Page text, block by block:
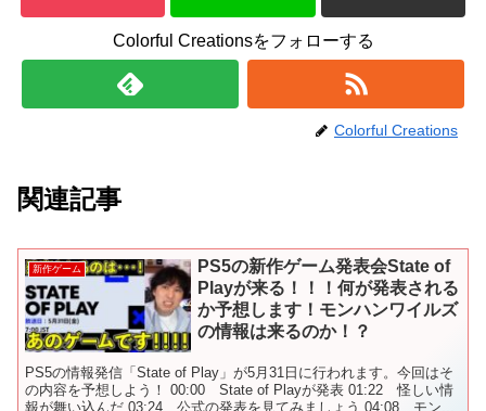
Colorful Creationsをフォローする
Colorful Creations
関連記事
新作ゲーム
PS5の新作ゲーム発表会State of
Playが来る！！！何が発表される
か予想します！モンハンワイルズ
の情報は来るのか！？
PS5の情報発信「State of Play」が5月31日に行われます。今回はそ
の内容を予想しよう！ 00:00 State of Playが発表 01:22 怪しい情
報が舞い込んだ 03:24 公式の発表を見てみましょう 04:08 モン...